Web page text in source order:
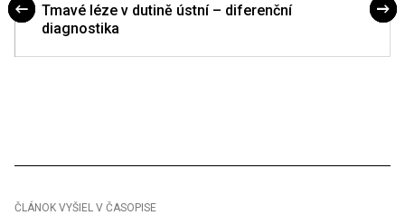
Tmavé léze v dutině ústní – diferenční
diagnostika
ČLÁNOK VYŠIEL V ČASOPISE